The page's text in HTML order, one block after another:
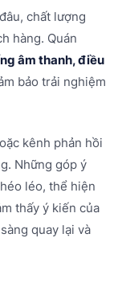
chất lượng
hàng. Quán
âm thanh, điều
bảo trải nghiệm
kênh phản hồi
Những góp ý
léo, thể hiện
thấy ý kiến của
quay lại và